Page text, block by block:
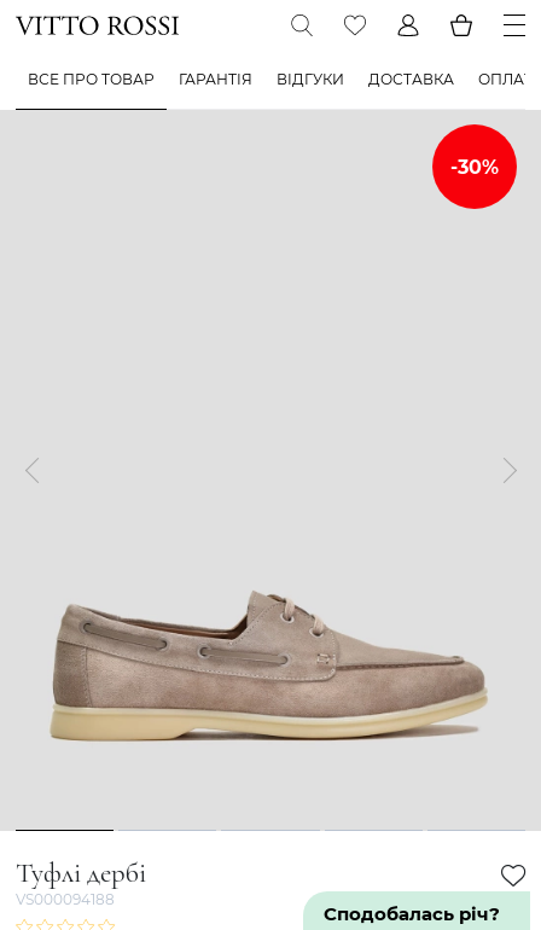
ВСЕ ПРО ТОВАР ГАРАНТІЯ ВІДГУКИ ДОСТАВКА
1 2 3 4 5
Туфлі дербі
VS000094188
Сподобалась річ?